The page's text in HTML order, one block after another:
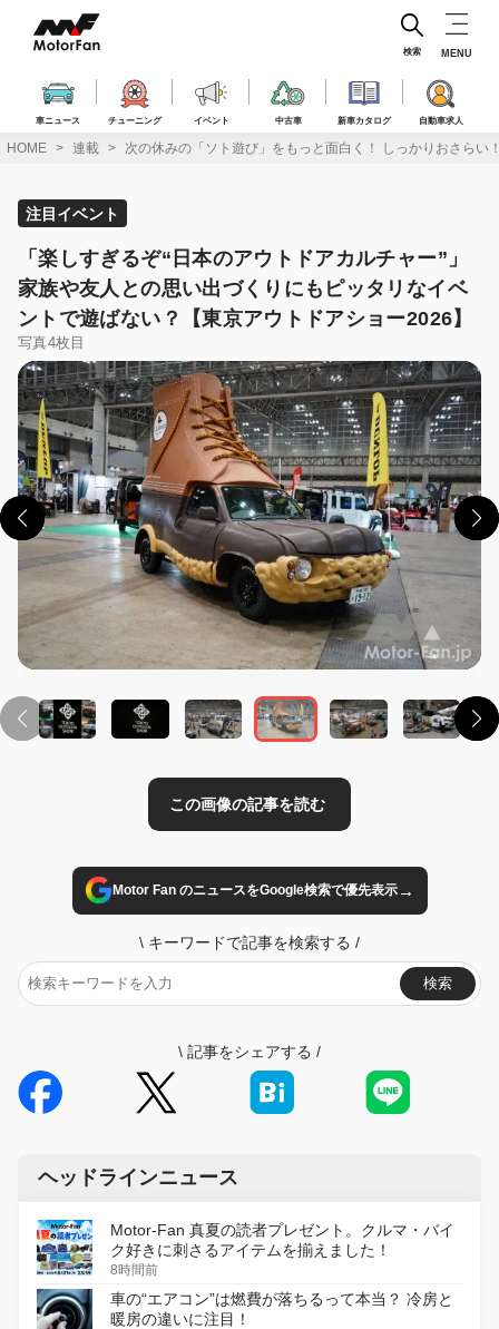
ス
車ニュース チューニング イベント 中古車 新車カタログ 自動車求人
検索 MENU
HOME 連載 次の休みの「ソト遊び」をもっと面白く！ しっかりおさらい
注目イベント
「楽しすぎるぞ“日本のアウトドアカルチャー”」
家族や友人との思い出づくりにもピッタリなイベ
ントで遊ばない？【東京アウトドアショー2026】
写真4枚目
この画像の記事を読む
Motor Fan のニュースをGoogle検索で優先表示→
\ キーワードで記事を検索する /
検索
\ 記事をシェアする /
ヘッドラインニュース
Motor-Fan 真夏の読者プレゼント。クルマ・バイ
ク好きに刺さるアイテムを揃えました！
8時間前
車の“エアコン”は燃費が落ちるって本当？ 冷房と
暖房の違いに注目！